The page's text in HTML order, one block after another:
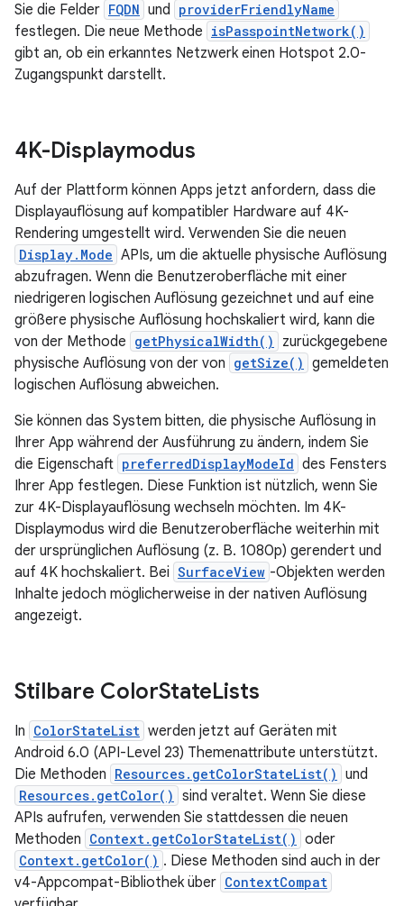
Sie die Felder FQDN und providerFriendlyName
festlegen. Die neue Methode isPasspointNetwork()
gibt an, ob ein erkanntes Netzwerk einen Hotspot 2.0-
Zugangspunkt darstellt.
4K-Displaymodus
Auf der Plattform können Apps jetzt anfordern, dass die
Displayauflösung auf kompatibler Hardware auf 4K-
Rendering umgestellt wird. Verwenden Sie die neuen
Display.Mode APIs, um die aktuelle physische Auflösung
abzufragen. Wenn die Benutzeroberfläche mit einer
niedrigeren logischen Auflösung gezeichnet und auf eine
größere physische Auflösung hochskaliert wird, kann die
von der Methode getPhysicalWidth()
zurückgegebene
physische Auflösung von der von getSize() gemeldeten
logischen Auflösung abweichen.
Sie können das System bitten, die physische Auflösung in
Ihrer App während der Ausführung zu ändern, indem Sie
die Eigenschaft preferredDisplayModeId des Fensters
Ihrer App festlegen. Diese Funktion ist nützlich, wenn Sie
zur 4K-Displayauflösung wechseln möchten. Im 4K-
Displaymodus wird die Benutzeroberfläche weiterhin mit
der ursprünglichen Auflösung (z. B. 1080p) gerendert und
auf 4K hochskaliert. Bei SurfaceView -Objekten werden
Inhalte jedoch möglicherweise in der nativen Auflösung
angezeigt.
Stilbare ColorStateLists
In ColorStateList werden jetzt auf Geräten mit
Android 6.0 (API-Level 23) Themenattribute unterstützt.
Die Methoden Resources.getColorStateList() und
Resources.getColor() sind veraltet. Wenn Sie diese
APIs aufrufen, verwenden Sie stattdessen die neuen
Methoden Context.getColorStateList() oder
Context.getColor() . Diese Methoden sind auch in der
v4-Appcompat-Bibliothek über ContextCompat